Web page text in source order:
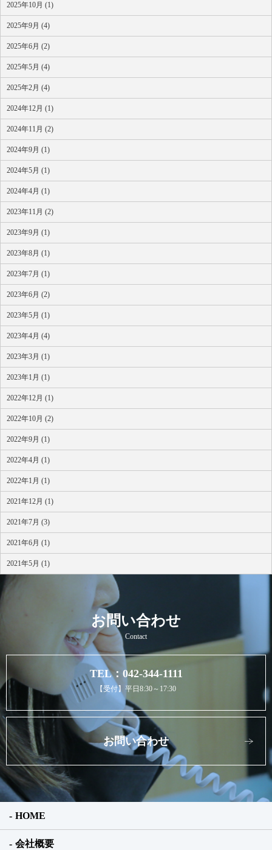
2025年10月 (1)
2025年9月 (4)
2025年6月 (2)
2025年5月 (4)
2025年2月 (4)
2024年12月 (1)
2024年11月 (2)
2024年9月 (1)
2024年5月 (1)
2024年4月 (1)
2023年11月 (2)
2023年9月 (1)
2023年8月 (1)
2023年7月 (1)
2023年6月 (2)
2023年5月 (1)
2023年4月 (4)
2023年3月 (1)
2023年1月 (1)
2022年12月 (1)
2022年10月 (2)
2022年9月 (1)
2022年4月 (1)
2022年1月 (1)
2021年12月 (1)
2021年7月 (3)
2021年6月 (1)
2021年5月 (1)
お問い合わせ
Contact
TEL：042-344-1111
【受付】平日8:30～17:30
お問い合わせ
HOME
会社概要